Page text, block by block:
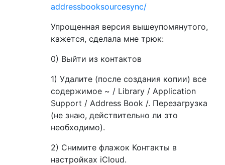
addressbooksourcesync/
Упрощенная версия вышеупомянутого,
кажется, сделала мне трюк:
0) Выйти из контактов
1) Удалите (после создания копии) все
содержимое ~ / Library / Application
Support / Address Book /. Перезагрузка
(не знаю, действительно ли это
необходимо).
2) Снимите флажок Контакты в
настройках iCloud.